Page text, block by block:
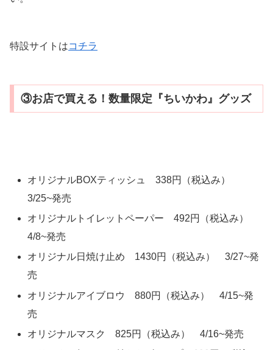
特設サイトはコチラ
③お店で買える！数量限定『ちいかわ』グッズ
オリジナルBOXティッシュ 338円（税込み）
3/25~発売
オリジナルトイレットペーパー 492円（税込み）
4/8~発売
オリジナル日焼け止め 1430円（税込み） 3/27~発
売
オリジナルアイブロウ 880円（税込み） 4/15~発
売
オリジナルマスク 825円（税込み） 4/16~発売